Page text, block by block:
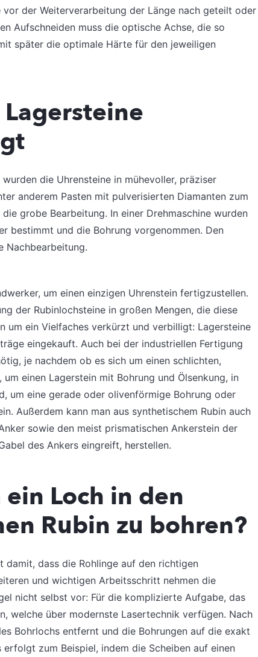
der Weiterverarbeitung der Länge nach geteilt oder
Aufschneiden muss die optische Achse, die so
später die optimale Härte für den jeweiligen
die Uhrensteine in mühevoller, präziser
anderem Pasten mit pulverisierten Diamanten zum
grobe Bearbeitung. In einer Drehmaschine wurden
bestimmt und die Bohrung vorgenommen. Den
Nachbearbeitung.
um einen einzigen Uhrenstein fertigzustellen.
der Rubinlochsteine in großen Mengen, die diese
um ein Vielfaches verkürzt und verbilligt: Lagersteine
eingekauft. Auch bei der industriellen Fertigung
je nachdem ob es sich um einen schlichten,
einen Lagerstein mit Bohrung und Ölsenkung, in
um eine gerade oder olivenförmige Bohrung oder
Außerdem kann man aus synthetischem Rubin auch
sowie den meist prismatischen Ankerstein der
des Ankers eingreift, herstellen.
Loch in den
Rubin zu bohren?
damit, dass die Rohlinge auf den richtigen
und wichtigen Arbeitsschritt nehmen die
nicht selbst vor: Für die komplizierte Aufgabe, das
welche über modernste Lasertechnik verfügen. Nach
Bohrlochs entfernt und die Bohrungen auf die exakt
zum Beispiel, indem die Scheiben auf einen